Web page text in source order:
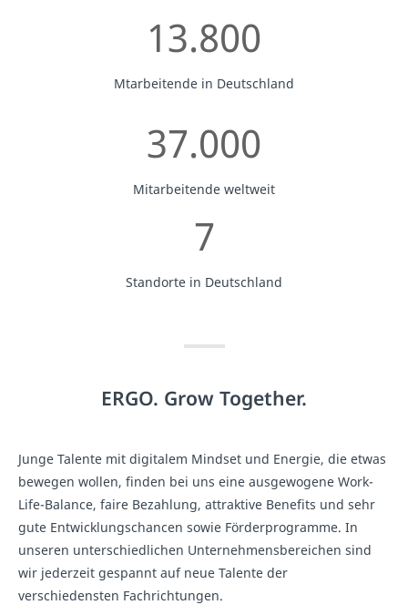
13.800
Mtarbeitende in Deutschland
37.000
Mitarbeitende weltweit
7
Standorte in Deutschland
ERGO. Grow Together.
Junge Talente mit digitalem Mindset und Energie, die etwas
bewegen wollen, finden bei uns eine ausgewogene Work-
Life-Balance, faire Bezahlung, attraktive Benefits und sehr
gute Entwicklungschancen sowie Förderprogramme. In
unseren unterschiedlichen Unternehmensbereichen sind
wir jederzeit gespannt auf neue Talente der
verschiedensten Fachrichtungen.